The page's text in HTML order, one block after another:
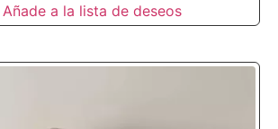
Añade a la lista de deseos